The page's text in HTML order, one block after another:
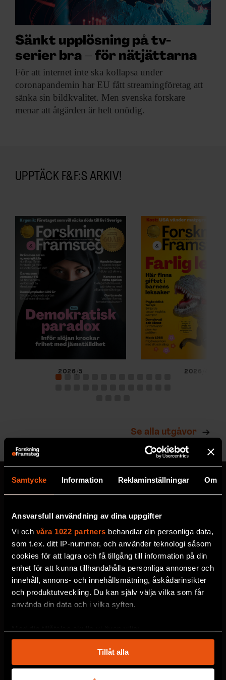
Samtycke Information Reklaminställningar Om
Ansvarsfull användning av dina uppgifter
Vi och våra 1022 partners behandlar din personliga data,
som t.ex. ditt IP-nummer, och använder teknologi såsom
cookies för att lagra och få tillgång till information på din
enhet för att kunna tillhandahålla personliga annonser och
innehåll, annons- och innehållsmätning, åskådarinsikter
och produktutveckling. Du kan själv välja vilka som får
använda din data och i vilka syften.
som kan ha en noggrannhet på upp till flera meter
Identifiera din enhet genom att aktivt skanna den
Tillåt alla
ARKIV & E-TIDNING
EVENEMANG & RESOR
SHOP
KONTAKTA F&F
PRENUMERERA PÅ F&F
OM F&F
Sänkt upplösning på tv-
serier bra – för nätjättarna
För att internet inte ska kollapsa under
coronapandemin har EU fått streamingföretag att
sänka sin bildkvalitet. Men svenska forskare
menar att åtgärden är helt onödig.
UPPTÄCK F&F:S ARKIV!
2026/5 2026/4
Se alla utgåvor
Prenumerera på F&F:s
nyhetsbrev här!
Välj utskick, ange mejladress och klicka på
prenumereraknappen. Läs om hur vi
behandlardina personuppgifter
VECKOBREV MED NYHETER